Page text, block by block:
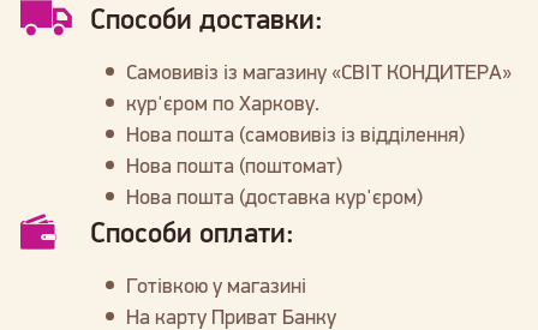
Способи доставки:
Самовивіз із магазину «СВІТ КОНДИТЕРА»
кур'єром по Харкову.
Нова пошта (самовивіз із відділення)
Нова пошта (поштомат)
Нова пошта (доставка кур'єром)
Способи оплати:
Готівкою у магазині
На карту Приват Банку